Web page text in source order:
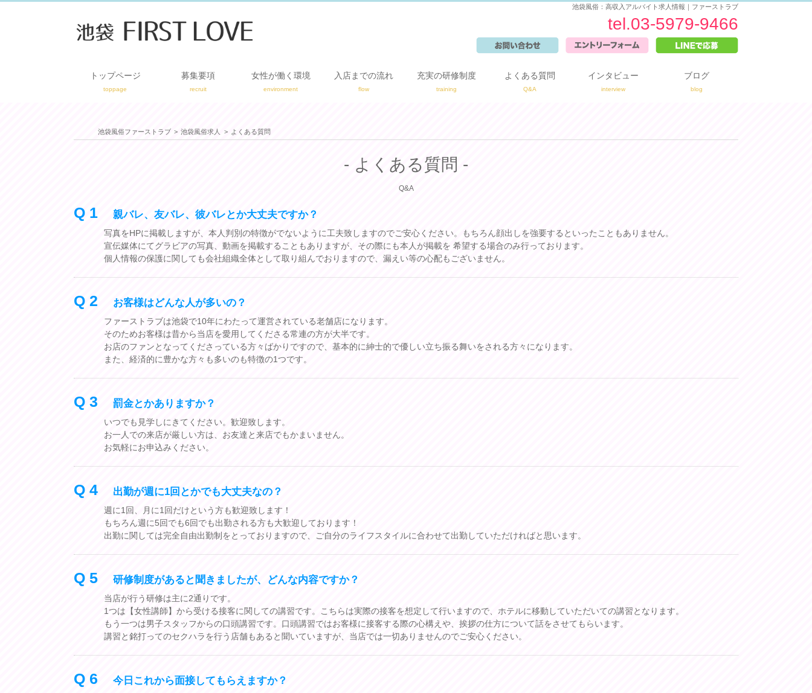
池袋風俗：高収入アルバイト求人情報｜ファーストラブ
tel.03-5979-9466
トップページ
toppage
募集要項
recruit
女性が働く環境
environment
入店までの流れ
flow
充実の研修制度
training
よくある質問
Q&A
インタビュー
interview
ブログ
blog
池袋風俗ファーストラブ 池袋風俗求人 よくある質問
- よくある質問 -
Q&A
Q 1 親バレ、友バレ、彼バレとか大丈夫ですか？
写真をHPに掲載しますが、本人判別の特徴がでないように工夫致しますのでご安心ください。もちろん顔出しを強要するといったこともありません。
宣伝媒体にてグラビアの写真、動画を掲載することもありますが、その際にも本人が掲載を 希望する場合のみ行っております。
個人情報の保護に関しても会社組織全体として取り組んでおりますので、漏えい等の心配もございません。
Q 2 お客様はどんな人が多いの？
ファーストラブは池袋で10年にわたって運営されている老舗店になります。
そのためお客様は昔から当店を愛用してくださる常連の方が大半です。
お店のファンとなってくださっている方々ばかりですので、基本的に紳士的で優しい立ち振る舞いをされる方々になります。
また、経済的に豊かな方々も多いのも特徴の1つです。
Q 3 罰金とかありますか？
いつでも見学しにきてください。歓迎致します。
お一人での来店が厳しい方は、お友達と来店でもかまいません。
お気軽にお申込みください。
Q 4 出勤が週に1回とかでも大丈夫なの？
週に1回、月に1回だけという方も歓迎致します！
もちろん週に5回でも6回でも出勤される方も大歓迎しております！
出勤に関しては完全自由出勤制をとっておりますので、ご自分のライフスタイルに合わせて出勤していただければと思います。
Q 5 研修制度があると聞きましたが、どんな内容ですか？
当店が行う研修は主に2通りです。
1つは【女性講師】から受ける接客に関しての講習です。こちらは実際の接客を想定して行いますので、ホテルに移動していただいての講習となります。
もう一つは男子スタッフからの口頭講習です。口頭講習ではお客様に接客する際の心構えや、挨拶の仕方について話をさせてもらいます。
講習と銘打ってのセクハラを行う店舗もあると聞いていますが、当店では一切ありませんのでご安心ください。
Q 6 今日これから面接してもらえますか？